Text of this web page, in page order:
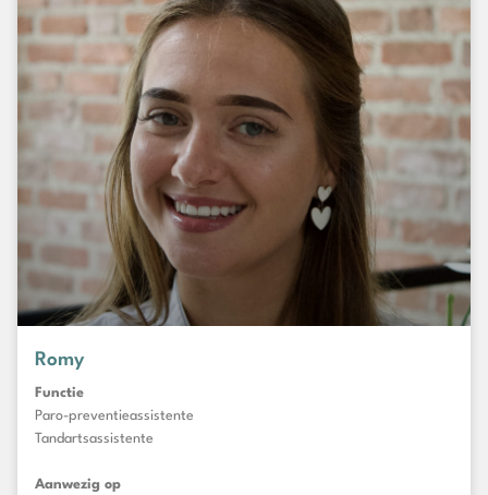
Romy
Functie
Paro-preventieassistente
Tandartsassistente
Aanwezig op